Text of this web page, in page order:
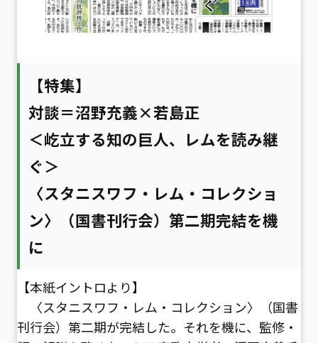
【特集】
対談＝沼野充義×若島正
＜屹立する知の巨人、レムを読み継
ぐ＞
〈スタニスワフ・レム・コレクショ
ン〉（国書刊行会）第二期完結を機
に
【本紙イントロより】
〈スタニスワフ・レム・コレクション〉（国書
刊行会）第二期が完結した。それを機に、監修・